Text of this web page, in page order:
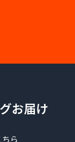
お届け
ら